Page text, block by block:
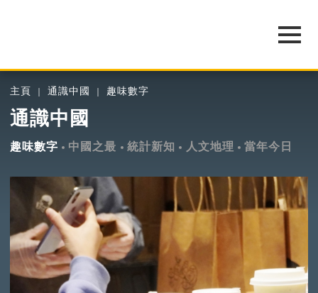
主頁 通識中國 趣味數字
通識中國
趣味數字 中國之最 統計新知 人文地理 當年今日